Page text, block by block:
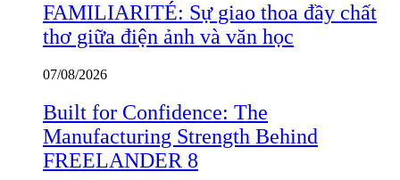
FAMILIARITÉ: Sự giao thoa đầy chất
thơ giữa điện ảnh và văn học
07/08/2026
Built for Confidence: The
Manufacturing Strength Behind
FREELANDER 8